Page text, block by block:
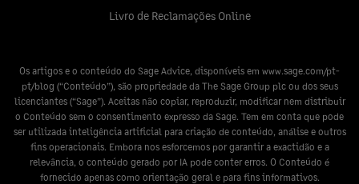
Livro de Reclamações Online
Os artigos e o conteúdo do Sage Advice, disponíveis em www.sage.com/pt-
pt/blog (“Conteúdo”), são propriedade da The Sage Group plc ou dos seus
licenciantes (“Sage”). Aceitas não copiar, reproduzir, modificar nem distribuir
o Conteúdo sem o consentimento expresso da Sage. Tem em conta que pode
ser utilizada inteligência artificial para criação de conteúdo, análise e outros
fins operacionais. Embora nos esforcemos por garantir a exactidão e a
relevância, o conteúdo gerado por IA pode conter erros. O Conteúdo é
fornecido apenas como orientação geral e para fins informativos.